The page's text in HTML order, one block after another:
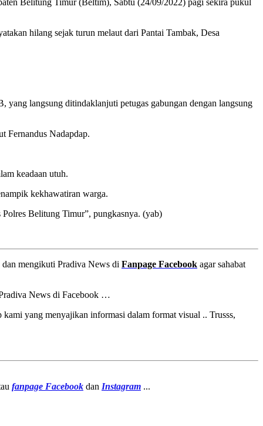
Belitung Timur (Beltim), Sabtu (24/09/2022) pagi sekira pukul
hilang sejak turun melaut dari Pantai Tambak, Desa
langsung ditindaklanjuti petugas gabungan dengan langsung
Fernandus Nadapdap.
keadaan utuh.
kekhawatiran warga.
Belitung Timur”, pungkasnya. (yab)
mengikuti Pradiva News di Fanpage Facebook agar sahabat
News di Facebook …
yang menyajikan informasi dalam format visual .. Trusss,
fanpage Facebook dan Instagram ...